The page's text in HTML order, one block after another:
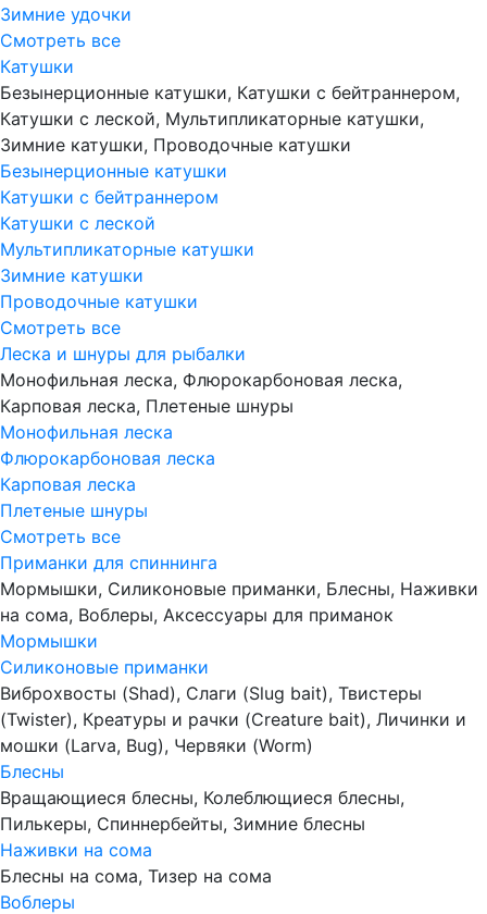
Зимние удочки
Смотреть все
Катушки
Безынерционные катушки, Катушки с бейтраннером,
Катушки с леской, Мультипликаторные катушки,
Зимние катушки, Проводочные катушки
Безынерционные катушки
Катушки с бейтраннером
Катушки с леской
Мультипликаторные катушки
Зимние катушки
Проводочные катушки
Смотреть все
Леска и шнуры для рыбалки
Монофильная леска, Флюрокарбоновая леска,
Карповая леска, Плетеные шнуры
Монофильная леска
Флюрокарбоновая леска
Карповая леска
Плетеные шнуры
Смотреть все
Приманки для спиннинга
Мормышки, Силиконовые приманки, Блесны, Наживки
на сома, Воблеры, Аксессуары для приманок
Мормышки
Силиконовые приманки
Виброхвосты (Shad), Слаги (Slug bait), Твистеры
(Twister), Креатуры и рачки (Creature bait), Личинки и
мошки (Larva, Bug), Червяки (Worm)
Блесны
Вращающиеся блесны, Колеблющиеся блесны,
Пилькеры, Спиннербейты, Зимние блесны
Наживки на сома
Блесны на сома, Тизер на сома
Воблеры